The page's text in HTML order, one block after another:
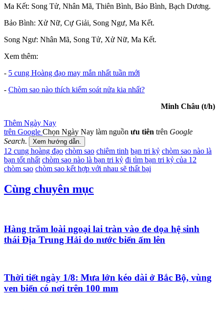
Ma Kết: Song Tử, Nhân Mã, Thiên Bình, Bảo Bình, Bạch Dương.
Bảo Bình: Xử Nữ, Cự Giải, Song Ngư, Ma Kết.
Song Ngư: Nhân Mã, Song Tử, Xử Nữ, Ma Kết.
Xem thêm:
- 5 cung Hoàng đạo may mắn nhất tuần mới
- Chòm sao nào thích kiểm soát nửa kia nhất?
Minh Châu (t/h)
Thêm Ngày Nay
trên Google Chọn Ngày Nay làm nguồn ưu tiên trên Google
Search. Xem hướng dẫn.
12 cung hoàng đạo chòm sao chiêm tinh bạn tri kỷ chòm sao nào là
bạn tốt nhất chòm sao nào là bạn tri kỷ đi tìm bạn tri kỷ của 12
chòm sao chòm sao kết hợp với nhau sẽ thất bại
Cùng chuyên mục
Hàng trăm loài ngoại lai tràn vào đe dọa hệ sinh
thái Địa Trung Hải do nước biển ấm lên
Thời tiết ngày 1/8: Mưa lớn kéo dài ở Bắc Bộ, vùng
ven biển có nơi trên 100 mm